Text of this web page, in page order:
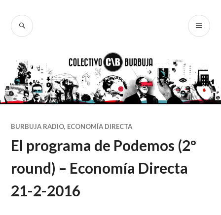
contenido
BUSCAR
BURBUJA RADIO, ECONOMÍA DIRECTA
El programa de Podemos (2º
round) – Economía Directa
21-2-2016